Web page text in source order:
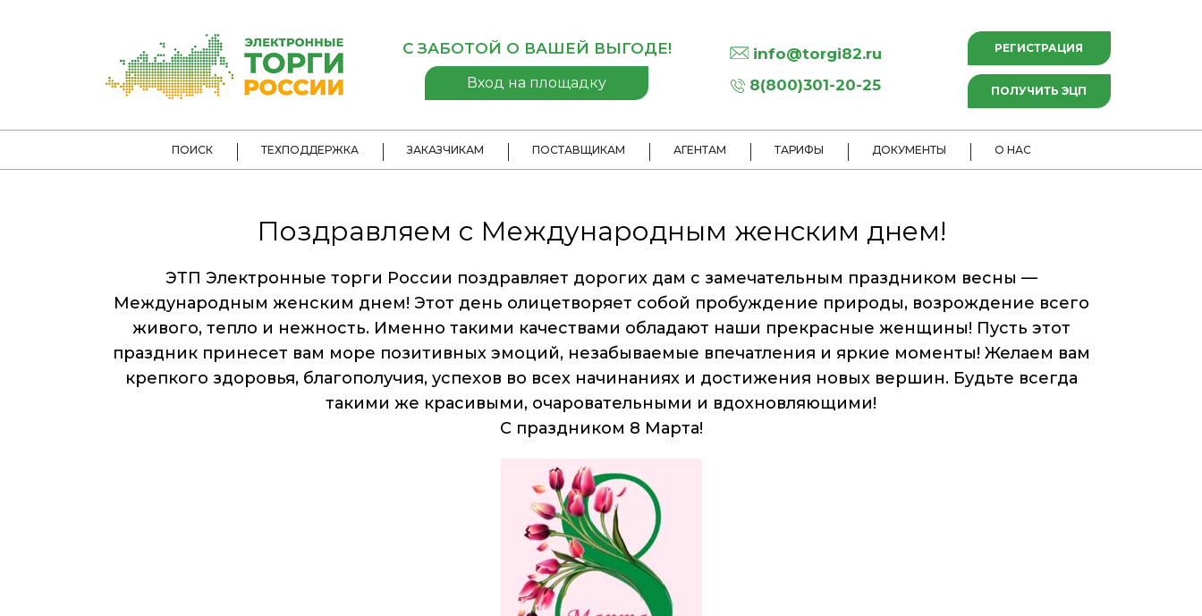
С ЗАБОТОЙ О ВАШЕЙ ВЫГОДЕ!
Вход на площадку
info@torgi82.ru
8(800)301-20-25
РЕГИСТРАЦИЯ
ПОЛУЧИТЬ ЭЦП
ПОИСК ТЕХПОДДЕРЖКА ЗАКАЗЧИКАМ ПОСТАВЩИКАМ АГЕНТАМ ТАРИФЫ ДОКУМЕНТЫ О НАС
Поздравляем с Международным женским днем!
ЭТП Электронные торги России поздравляет дорогих дам с замечательным праздником весны —
Международным женским днем! Этот день олицетворяет собой пробуждение природы, возрождение всего
живого, тепло и нежность. Именно такими качествами обладают наши прекрасные женщины! Пусть этот
праздник принесет вам море позитивных эмоций, незабываемые впечатления и яркие моменты! Желаем вам
крепкого здоровья, благополучия, успехов во всех начинаниях и достижения новых вершин. Будьте всегда
такими же красивыми, очаровательными и вдохновляющими!
С праздником 8 Марта!